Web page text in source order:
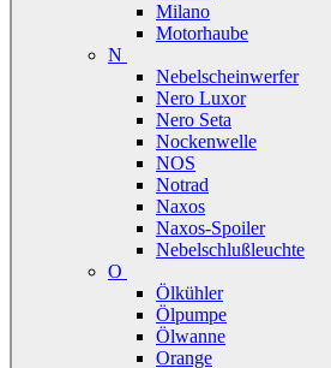
Milano
Motorhaube
N
Nebelscheinwerfer
Nero Luxor
Nero Seta
Nockenwelle
NOS
Notrad
Naxos
Naxos-Spoiler
Nebelschlußleuchte
O
Ölkühler
Ölpumpe
Ölwanne
Orange